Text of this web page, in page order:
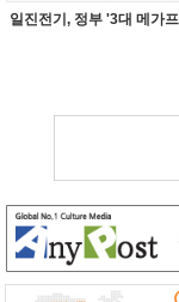
일진전기, 정부 '3대 메가